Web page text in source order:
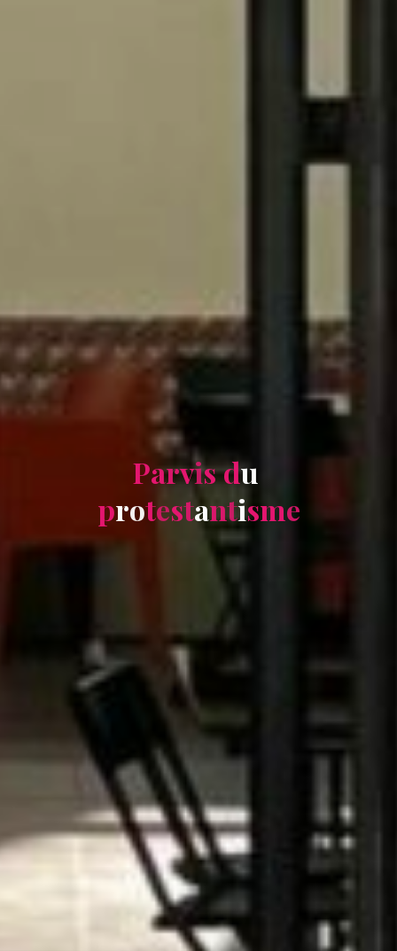
Parvisdu
protestantisme